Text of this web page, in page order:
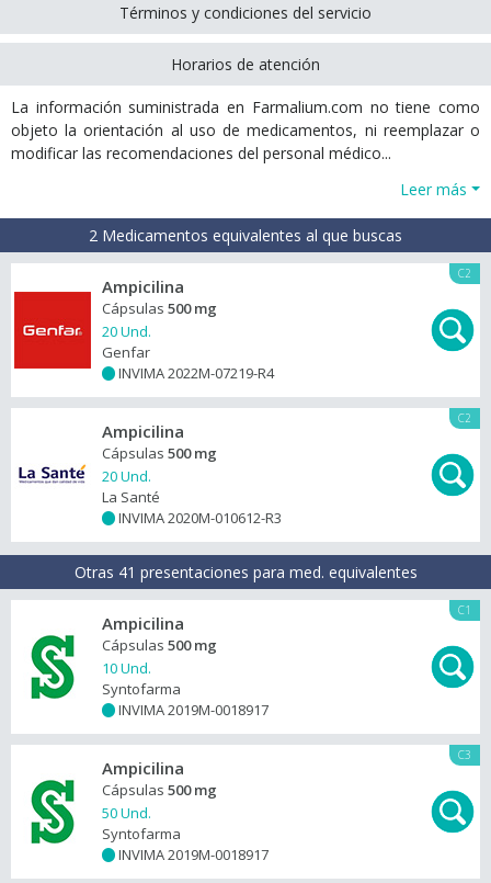
Términos y condiciones del servicio
Horarios de atención
La información suministrada en Farmalium.com no tiene como
objeto la orientación al uso de medicamentos, ni reemplazar o
modificar las recomendaciones del personal médico...
Leer más
2 Medicamentos equivalentes al que buscas
C2
Ampicilina
Cápsulas 500 mg
20 Und.
Genfar
INVIMA 2022M-07219-R4
C2
Ampicilina
Cápsulas 500 mg
20 Und.
La Santé
INVIMA 2020M-010612-R3
Otras 41 presentaciones para med. equivalentes
C1
Ampicilina
Cápsulas 500 mg
10 Und.
Syntofarma
INVIMA 2019M-0018917
C3
Ampicilina
Cápsulas 500 mg
50 Und.
Syntofarma
INVIMA 2019M-0018917